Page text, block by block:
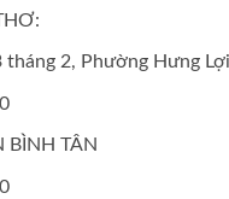
2, Phường Hưng
BÌNH TÂN